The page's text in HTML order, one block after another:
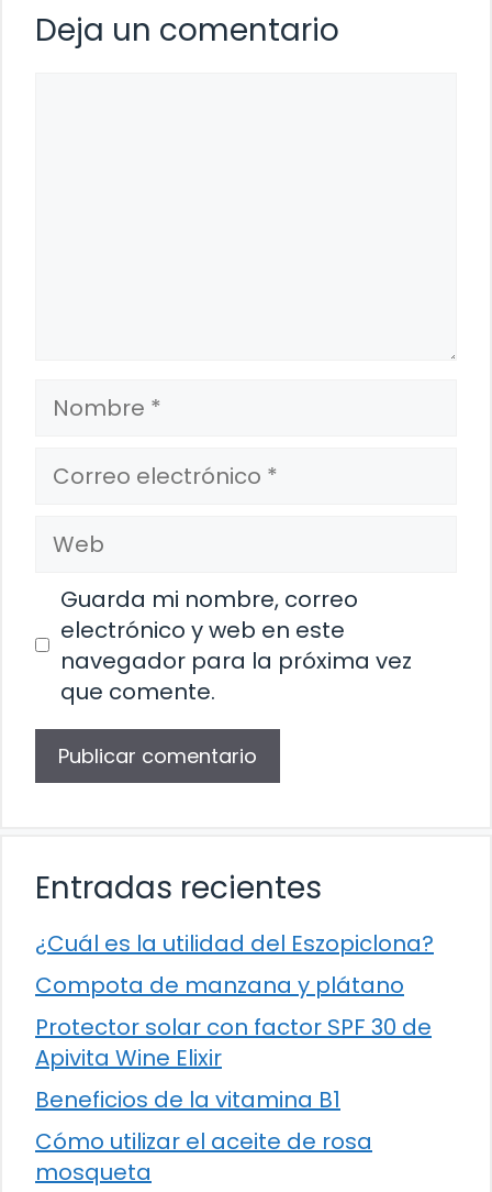
Deja un comentario
Nombre
Correo
electrónico
Web
Guarda mi nombre, correo
electrónico y web en este
navegador para la próxima vez
que comente.
Entradas recientes
¿Cuál es la utilidad del Eszopiclona?
Compota de manzana y plátano
Protector solar con factor SPF 30 de
Apivita Wine Elixir
Beneficios de la vitamina B1
Cómo utilizar el aceite de rosa
mosqueta